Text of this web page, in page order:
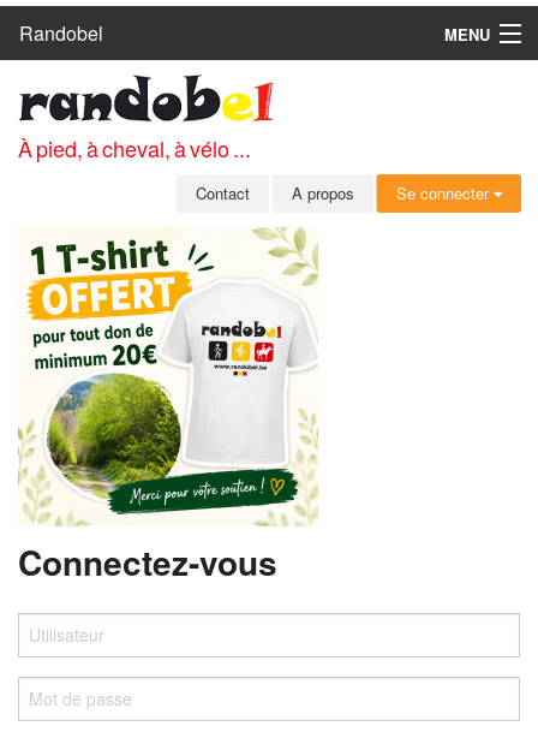
Randobel
MENU
CIRCUITS
CLUBS
MEMBRES
SE CONNECTER
INSCRIPTION GRATUITE
MOT DE PASSE OUBLIÉ
À pied, à cheval, à vélo ...
Contact A propos Se connecter
Connectez-vous